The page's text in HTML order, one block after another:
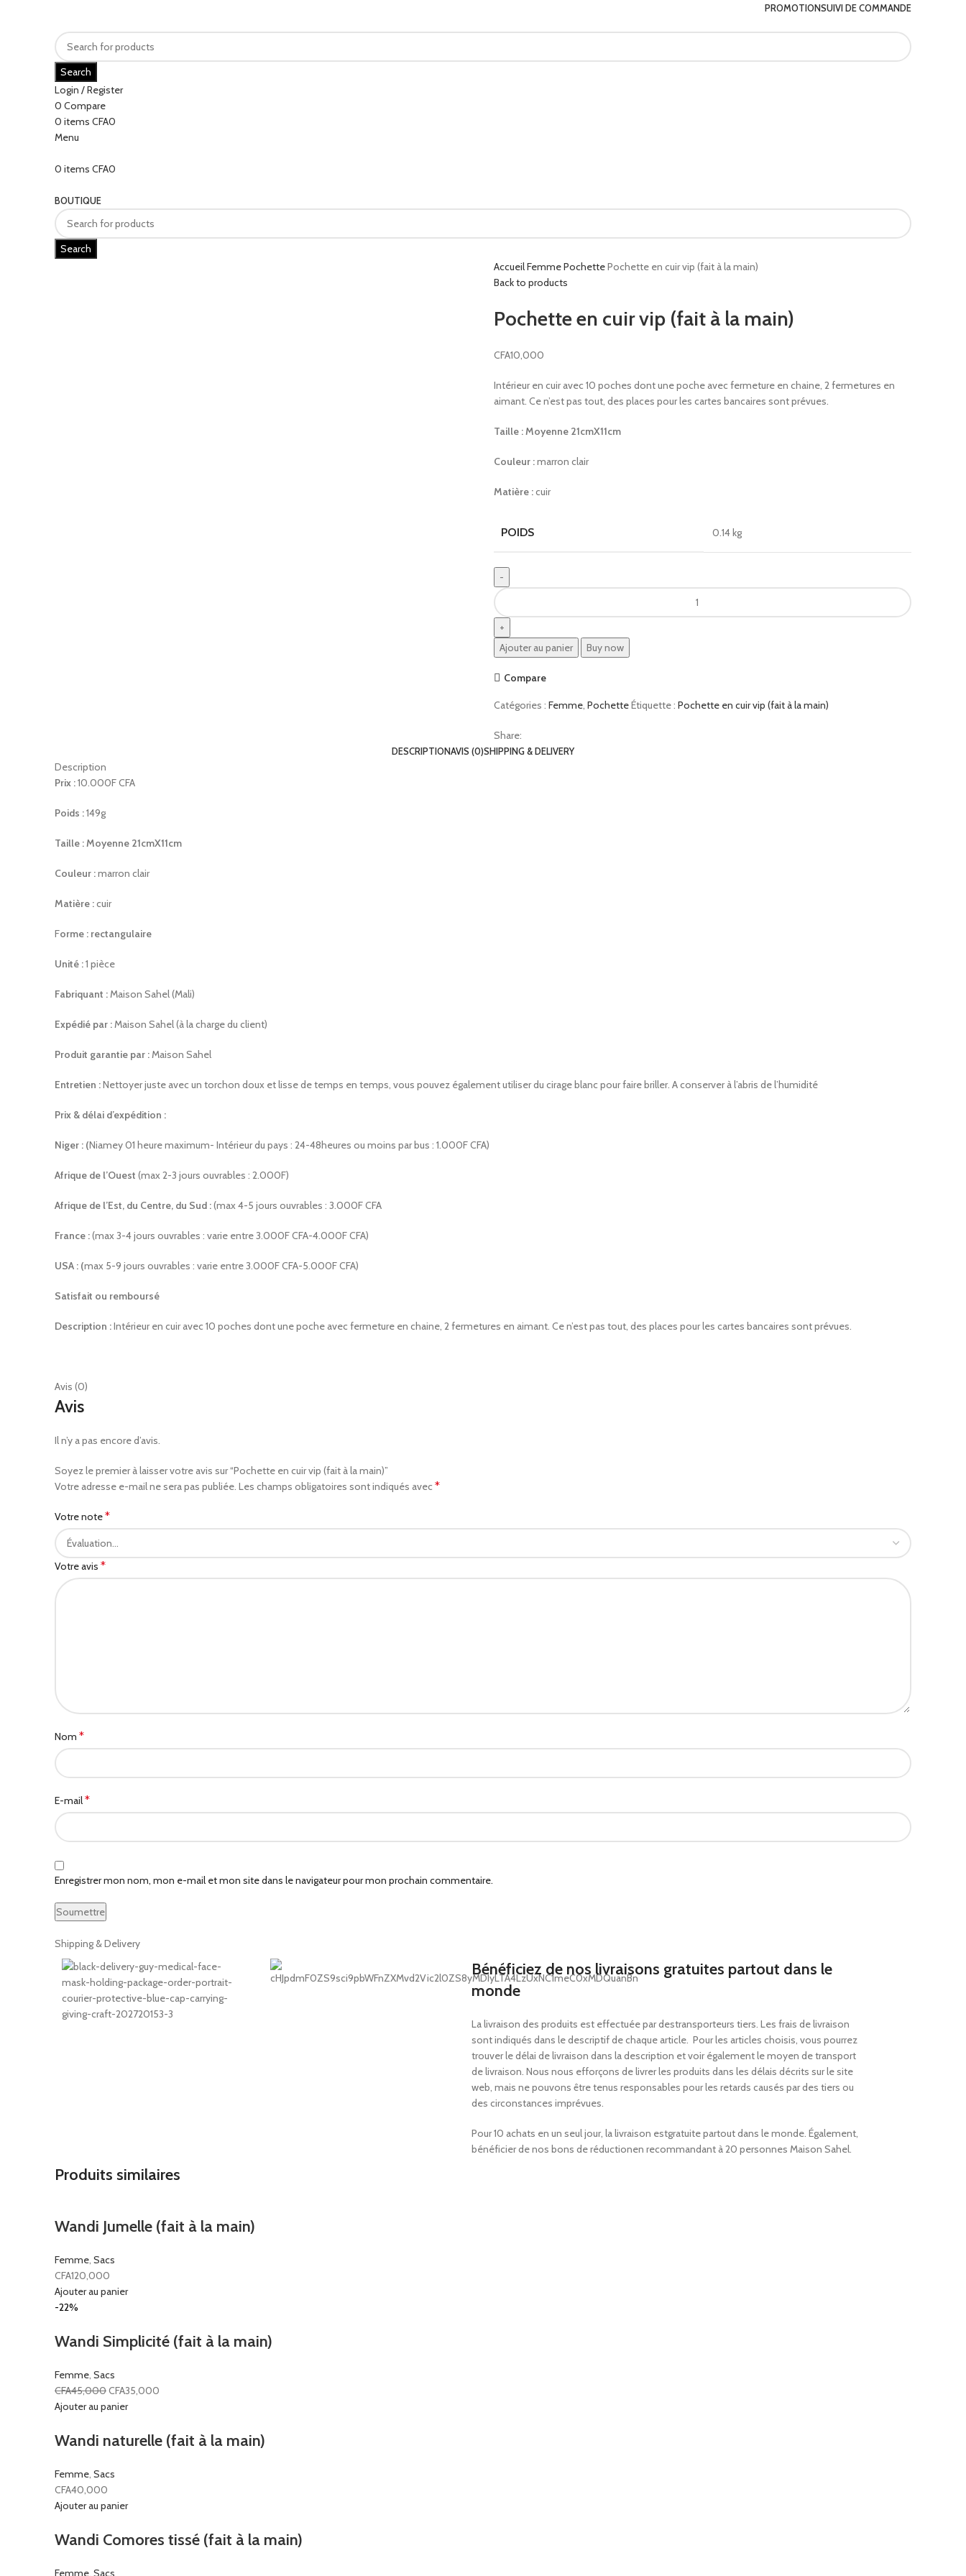
PROMOTIONSUIVI DE COMMANDE
Search
Login / Register
0 Compare
0 items CFA0
Menu
0 items CFA0
BOUTIQUE
Search
AccueilFemmePochettePochette en cuir vip (fait à la main)
Back to products
Pochette en cuir vip (fait à la main)
CFA10,000
Intérieur en cuir avec 10 poches dont une poche avec fermeture en chaine, 2 fermetures en
aimant. Ce n’est pas tout, des places pour les cartes bancaires sont prévues.
Taille : Moyenne 21cmX11cm
Couleur :marron clair
Matière :cuir
POIDS 0.14 kg
Ajouter au panier Buy now
Compare
Catégories : Femme, PochetteÉtiquette : Pochette en cuir vip (fait à la main)
Share:
DESCRIPTIONAVIS (0)SHIPPING & DELIVERY
Description
Prix :10.000F CFA
Poids :149g
Taille : Moyenne 21cmX11cm
Couleur :marron clair
Matière :cuir
Forme : rectangulaire
Unité :1 pièce
Fabriquant :Maison Sahel (Mali)
Expédié par :Maison Sahel (à la charge du client)
Produit garantie par :Maison Sahel
Entretien :Nettoyer juste avec un torchon doux et lisse de temps en temps, vous pouvez également utiliser du cirage blanc pour faire briller. A conserver à l’abris de l’humidité
Prix & délai d’expédition :
Niger : (Niamey 01 heure maximum- Intérieur du pays : 24-48heures ou moins par bus : 1.000F CFA)
Afrique de l’Ouest (max 2-3 jours ouvrables : 2.000F)
Afrique de l’Est, du Centre, du Sud :(max 4-5 jours ouvrables : 3.000F CFA
France :(max 3-4 jours ouvrables : varie entre 3.000F CFA-4.000F CFA)
USA : (max 5-9 jours ouvrables : varie entre 3.000F CFA-5.000F CFA)
Satisfait ou remboursé
Description :Intérieur en cuir avec 10 poches dont une poche avec fermeture en chaine, 2 fermetures en aimant. Ce n’est pas tout, des places pour les cartes bancaires sont prévues.
Avis (0)
Avis
Il n’y a pas encore d’avis.
Soyez le premier à laisser votre avis sur “Pochette en cuir vip (fait à la main)”
Votre adresse e-mail ne sera pas publiée. Les champs obligatoires sont indiqués avec *
Votre note*
Votre avis *
Nom *
E-mail*
Enregistrer mon nom, mon e-mail et mon site dans le navigateur pour mon prochain commentaire.
Shipping & Delivery
Bénéficiez de nos livraisons gratuites partout dans le
monde
Lalivraison des produits est effectuée par destransporteurs tiers. Les frais de livraison
sont indiqués dans le descriptif de chaque article. Pour les articles choisis, vous pourrez
trouver le délai de livraison dans la description et voir également le moyen de transport
de livraison. Nous nous efforçons de livrer les produits dans les délais décrits surlesite
web, mais ne pouvons être tenus responsables pour les retards causés par des tiers ou
des circonstances imprévues.
Pour 10 achats en un seul jour, la livraison estgratuite partout dans le monde. Également,
bénéficier de nos bons de réductionen recommandant à 20 personnes Maison Sahel.
Produits similaires
Wandi Jumelle (fait à la main)
Femme, Sacs
CFA120,000
Ajouter au panier
-22%
Wandi Simplicité (fait à la main)
Femme, Sacs
CFA45,000CFA35,000
Ajouter au panier
Wandi naturelle (fait à la main)
Femme, Sacs
CFA40,000
Ajouter au panier
Wandi Comores tissé (fait à la main)
Femme Sacs